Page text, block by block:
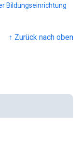
Bildungseinrichtung
↑ Zurück nach oben